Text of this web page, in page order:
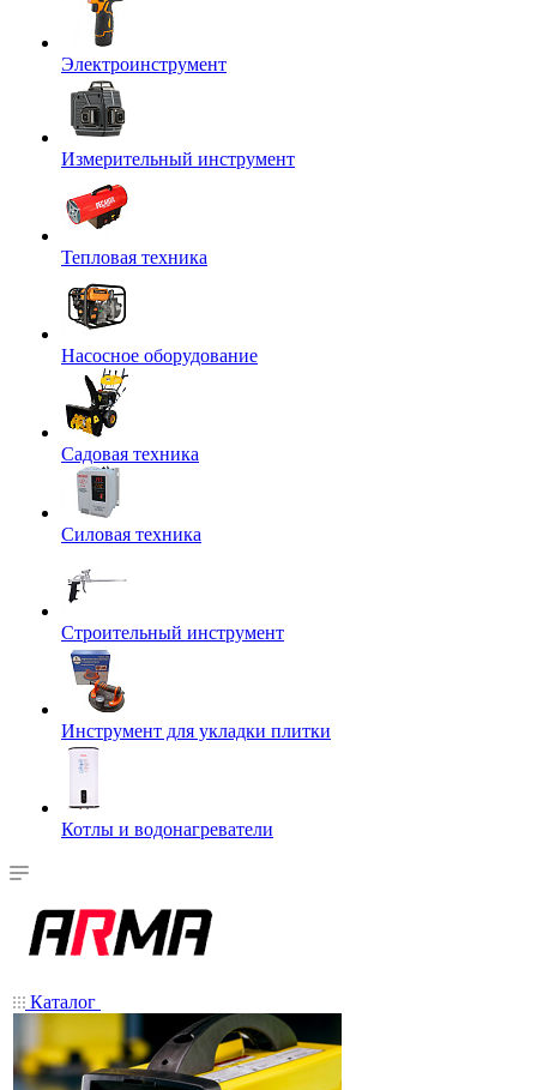
Электроинструмент
Измерительный инструмент
Тепловая техника
Насосное оборудование
Садовая техника
Силовая техника
Строительный инструмент
Инструмент для укладки плитки
Котлы и водонагреватели
Каталог